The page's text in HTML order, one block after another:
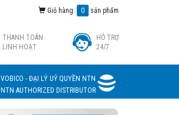
Giỏ hàng: 0 sản phẩm
THANH TOÁN
LINH HOẠT
HỖ TRỢ
24/7
VOBICO - ĐẠI LÝ UỶ QUYỀN NTN
NTN AUTHORIZED DISTRIBUTOR